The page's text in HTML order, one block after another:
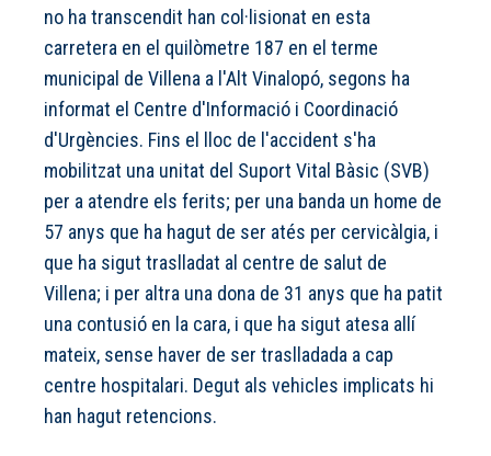
no ha transcendit han col·lisionat en esta
carretera en el quilòmetre 187 en el terme
municipal de Villena a l'Alt Vinalopó, segons ha
informat el Centre d'Informació i Coordinació
d'Urgències. Fins el lloc de l'accident s'ha
mobilitzat una unitat del Suport Vital Bàsic (SVB)
per a atendre els ferits; per una banda un home de
57 anys que ha hagut de ser atés per cervicàlgia, i
que ha sigut traslladat al centre de salut de
Villena; i per altra una dona de 31 anys que ha patit
una contusió en la cara, i que ha sigut atesa allí
mateix, sense haver de ser traslladada a cap
centre hospitalari. Degut als vehicles implicats hi
han hagut retencions.